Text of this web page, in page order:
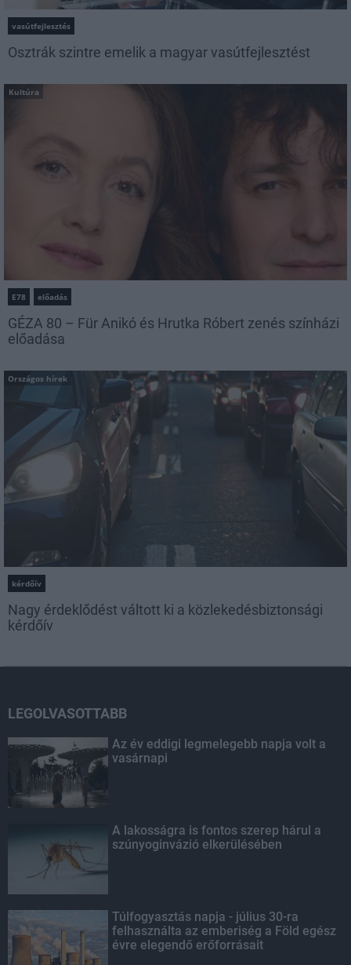
vasútfejlesztés
Osztrák szintre emelik a magyar vasútfejlesztést
Kultúra
E78 előadás
GÉZA 80 – Für Anikó és Hrutka Róbert zenés színházi
előadása
Országos hírek
kérdőív
Nagy érdeklődést váltott ki a közlekedésbiztonsági
kérdőív
LEGOLVASOTTABB
Az év eddigi legmelegebb napja volt a
vasárnapi
A lakosságra is fontos szerep hárul a
szúnyoginvázió elkerülésében
Túlfogyasztás napja - július 30-ra
felhasználta az emberiség a Föld egész
évre elegendő erőforrásait